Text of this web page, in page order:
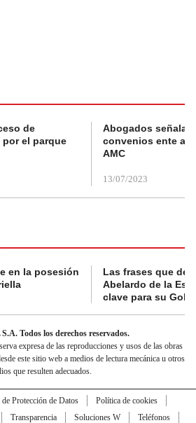
de
el parque
Abogados
convenios ente
AMC
13/07/2023
en la posesión
Las frases que
Abelardo de la
clave para su
Todos los derechos reservados.
expresa de las reproducciones y usos de las obras
este sitio web a medios de lectura mecánica u otros
que resulten adecuados.
Protección de Datos
Política de cookies
Transparencia Soluciones W
Teléfonos